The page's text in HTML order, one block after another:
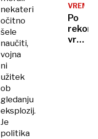
nekateri
očitno
šele
naučiti,
vojna
ni
užitek
ob
gledanju
eksplozij.
Je
politika
na
trnih,
za
VREME
Po